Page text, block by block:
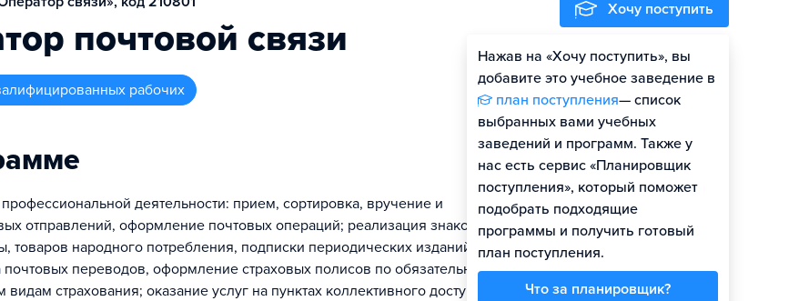
почтовой связи
рабочих
профессиональной деятельности: прием, сортировка, вручение и
отправлений, оформление почтовых операций; реализация знаков
товаров народного потребления, подписки периодических изданий;
переводов, оформление страховых полисов по обязательному
страхования; оказание услуг на пунктах коллективного доступа в
Хочу поступить
Нажав на «Хочу поступить», вы
добавите это учебное заведение в
план поступления— список
выбранных вами учебных
заведений и программ. Также у
нас есть сервис «Планировщик
поступления», который поможет
подобрать подходящие
программы и получить готовый
план поступления.
Что за планировщик?